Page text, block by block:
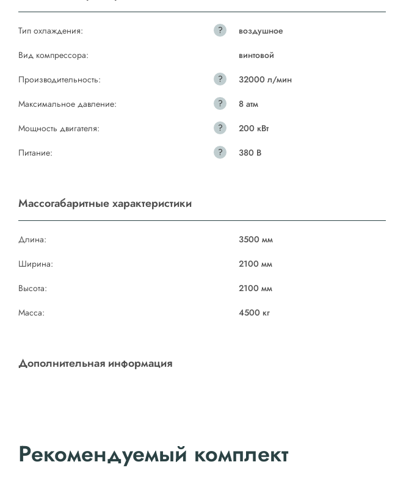
Тип охлаждения: ?
воздушное
Вид компрессора:
винтовой
Производительность:
?
32000 л/мин
Максимальное давление:
?
8 атм
Мощность двигателя:
?
200 кВт
Питание:
? 380 В
Массогабаритные характеристики
Длина:
3500 мм
Ширина:
2100 мм
Высота:
2100 мм
Масса:
4500 кг
Дополнительная информация
Рекомендуемый комплект